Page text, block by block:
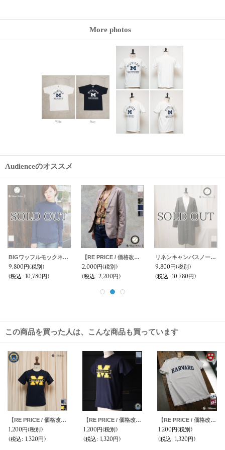
More photos
Audienceのオススメ
BIGワッフルモックネック長袖ニットソー [Lady's]【MADE IN JAPAN】『日本製』/ Upscape Audience
9,800円(税別)
(税込: 10,780円)
【RE PRICE / 価格改定】リネンキャンバス2ボタンテーラードジャケット [Lady's] / Upscape Audience
2,000円(税別)
(税込: 2,200円)
リネンキャンバスノーカラーコート [Lady's] / Upscape Audience
9,800円(税別)
(税込: 10,780円)
この商品を買った人は、こんな商品も買っています
【RE PRICE / 価格改定】MICHIGAN "M" C/N S/S 6.6oz オールドプリントT [Lady's] / Audience
1,200円(税別)
(税込: 1,320円)
【RE PRICE / 価格改定】MICHIGAN "M" C/N S/S 6.6oz オールドプリントT / Audience
1,200円(税別)
(税込: 1,320円)
【RE PRICE / 価格改定】HARVARD"HARVARD"C/N S/S 6oz オールドプリントT [Lady's] / Audience
1,200円(税別)
(税込: 1,320円)